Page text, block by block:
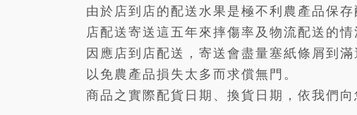
由於店到店的配送水果是極不利農產品保
店配送寄送這五年來摔傷率及物流配送的
因應店到店配送，寄送會盡量塞紙條屑到
以免農產品損失太多而求償無門。
商品之實際配貨日期、換貨日期，依我們向